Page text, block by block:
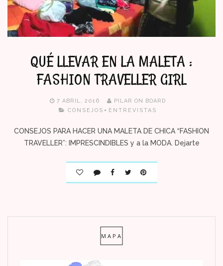
QUÉ LLEVAR EN LA MALETA :
FASHION TRAVELLER GIRL
7 ABRIL, 2016
PILAR ON BOARD
CONSEJOS
ENTREVISTAS
CONSEJOS PARA HACER UNA MALETA DE CHICA “FASHION
TRAVELLER”: IMPRESCINDIBLES y a la MODA. Dejarte
MAPA